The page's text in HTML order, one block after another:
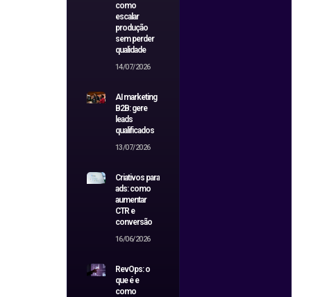
como
escalar
produção
sem perder
qualidade
14/07/2026
AI marketing
B2B: gere
leads
qualificados
13/07/2026
Criativos para
ads: como
aumentar
CTR e
conversão
16/06/2026
RevOps: o
que é e
como